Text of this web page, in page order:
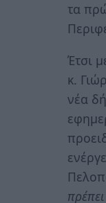
τα
Έτσι
κ.
νέα